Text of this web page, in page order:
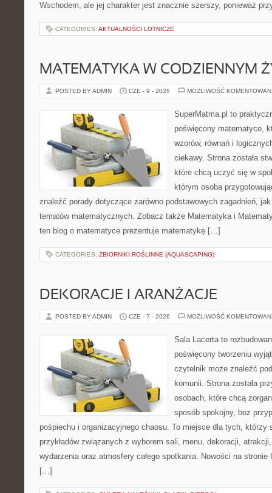
Wschodem, ale jej charakter jest znacznie szerszy, ponieważ
CATEGORIES: AKTUALNOŚCI LOTNICZE
MATEMATYKA W CODZIENNYM
POSTED BY ADMIN CZE - 9 - 2026 MOŻLIWOŚĆ
SuperMatma.pl to
poświęcony matematyce,
wzorów, równań i
ciekawy. Strona została
które chcą uczyć się w
którym osoba
znaleźć porady dotyczące zarówno podstawowych zagadnień,
tematów matematycznych. Zobacz także Matematyka i
ten blog o matematyce prezentuje matematykę […]
CATEGORIES: ZBIORNIKI ROŚLINNE (AQUASCAPING)
DEKORACJE I ARANŻACJE
POSTED BY ADMIN CZE - 7 - 2026 MOŻLIWOŚĆ
Sala Lacerta to
poświęcony tworzeniu
czytelnik może znaleźć
komunii. Strona została
osobach, które chcą
sposób spokojny, bez
pośpiechu i organizacyjnego chaosu. To miejsce dla tych, którzy
przykładów związanych z wyborem sali, menu, dekoracji,
wydarzenia oraz atmosfery całego spotkania. Nowości na
[…]